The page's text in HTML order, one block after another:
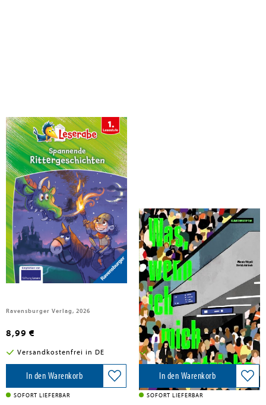
Janisch, Heinz; Reider, Katja; Wich, Henriette
Leserabe Sonderausgaben -
Spannende Rittergeschichten
Ravensburger Verlag, 2026
8,99 €
Versandkostenfrei in DE
In den Warenkorb
SOFORT LIEFERBAR
Janisch, Heinz
Was, wenn ich mich entziehe
kunstanstifter GmbH, 2026
26,00 €
Versandkostenfrei in DE
In den Warenkorb
SOFORT LIEFERBAR